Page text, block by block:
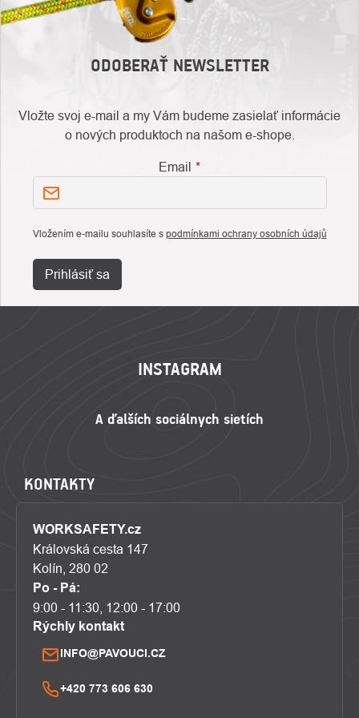
ODOBERAŤ NEWSLETTER
Vložte svoj e-mail a my Vám budeme zasielať informácie
o nových produktoch na našom e-shope.
Email
Vložením e-mailu souhlasíte s podmínkami ochrany osobních údajů
Prihlásiť sa
INSTAGRAM
KONTAKTY
WORKSAFETY.cz
Královská cesta 147
Kolín, 280 02
Po - Pá:
9:00 - 11:30, 12:00 - 17:00
Rýchly kontakt
INFO@PAVOUCI.CZ
+420 773 606 630